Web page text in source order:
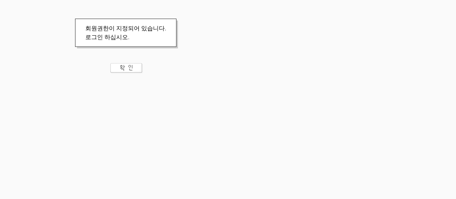
회원권한이 지정되어 있습니다.
로그인 하십시오.